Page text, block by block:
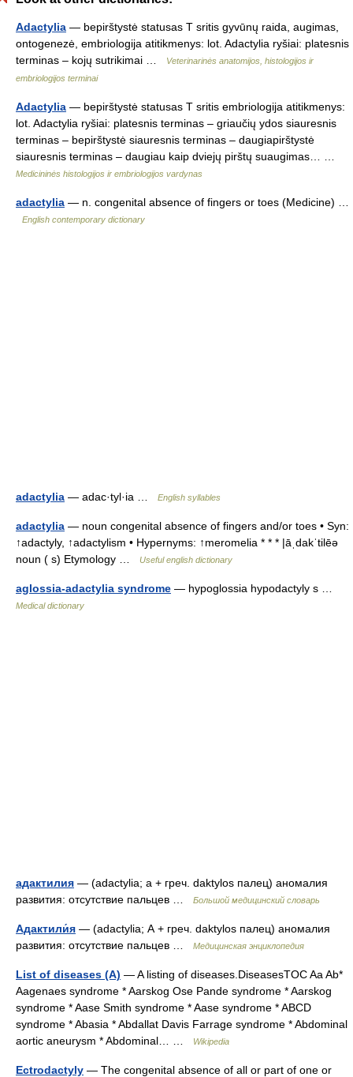
Adactylia — bepirštystė statusas T sritis gyvūnų raida, augimas,
ontogenezė, embriologija atitikmenys: lot. Adactylia ryšiai: platesnis
terminas – kojų sutrikimai …
Veterinarinės anatomijos, histologijos ir
embriologijos terminai
Adactylia — bepirštystė statusas T sritis embriologija atitikmenys:
lot. Adactylia ryšiai: platesnis terminas – griaučių ydos siauresnis
terminas – bepirštystė siauresnis terminas – daugiapirštystė
siauresnis terminas – daugiau kaip dviejų pirštų suaugimas… …
Medicininės histologijos ir embriologijos vardynas
adactylia — n. congenital absence of fingers or toes (Medicine) …
English contemporary dictionary
adactylia — adac·tyl·ia … English syllables
adactylia — noun congenital absence of fingers and/or toes • Syn:
↑adactyly, ↑adactylism • Hypernyms: ↑meromelia * * * |āˌdakˈtilēə
noun ( s) Etymology …
Useful english dictionary
aglossia-adactylia syndrome — hypoglossia hypodactyly s …
Medical dictionary
адактилия — (adactylia; а + греч. daktylos палец) аномалия
развития: отсутствие пальцев …
Большой медицинский словарь
Адактили́я — (adactylia; А + греч. daktylos палец) аномалия
развития: отсутствие пальцев …
Медицинская энциклопедия
List of diseases (A) — A listing of diseases.DiseasesTOC Aa Ab*
Aagenaes syndrome * Aarskog Ose Pande syndrome * Aarskog
syndrome * Aase Smith syndrome * Aase syndrome * ABCD
syndrome * Abasia * Abdallat Davis Farrage syndrome * Abdominal
aortic aneurysm * Abdominal… …
Wikipedia
Ectrodactyly — The congenital absence of all or part of one or